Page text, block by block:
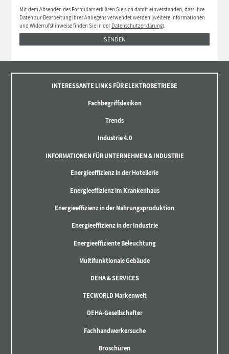
Mit dem Absenden des Formulars erklären Sie sich damit einverstanden, dass Ihre
Daten zur Bearbeitung Ihres Anliegens verwendet werden (weitere Informationen
und Widerrufshinweise finden Sie in der Datenschutzerklärung).
SENDEN
INTERESSANTE LINKS FÜR ELEKTROBETRIEBE
Fachbegriffslexikon
Trends
Industrie 4.0
INFORMATIONEN FÜR UNTERNEHMEN & INDUSTRIE
Energieeffizienz in der Hotellerie
Energieeffizienz im Krankenhaus
Energieeffizienz in der Nahrungsproduktion
Energieeffizienz in der Industrie
Energieeffiziente Beleuchtung
Multifunktionale Gebäude
DEHA & SERVICES
TECWORLD Markenwelt
DEHA-Gesellschafter
Fachhandwerkersuche
Broschüren